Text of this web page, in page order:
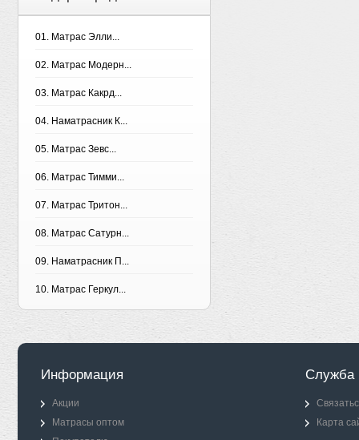
01. Матрас Элли...
02. Матрас Модерн...
03. Матрас Какрд...
04. Наматрасник К...
05. Матрас Зевс...
06. Матрас Тимми...
07. Матрас Тритон...
08. Матрас Сатурн...
09. Наматрасник П...
10. Матрас Геркул...
Информация
Акции
Матрасы оптом
Служба
Карта